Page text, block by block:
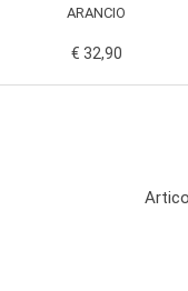
ARANCIO
€ 32,90